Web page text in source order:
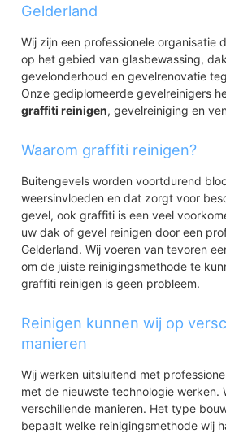
Gelderland
Wij zijn een professionele organisatie
op het gebied van glasbewassing,
gevelonderhoud en gevelrenovatie
Onze gediplomeerde gevelreinigers
graffiti reinigen, gevelreiniging en
Waarom graffiti reinigen?
Buitengevels worden voortdurend
weersinvloeden en dat zorgt voor
gevel, ook graffiti is een veel
uw dak of gevel reinigen door een
Gelderland. Wij voeren van tevoren
om de juiste reinigingsmethode te
graffiti reinigen is geen probleem.
Reinigen kunnen wij op
manieren
Wij werken uitsluitend met
met de nieuwste technologie werken.
verschillende manieren. Het type
bepaalt welke reinigingsmethode wij